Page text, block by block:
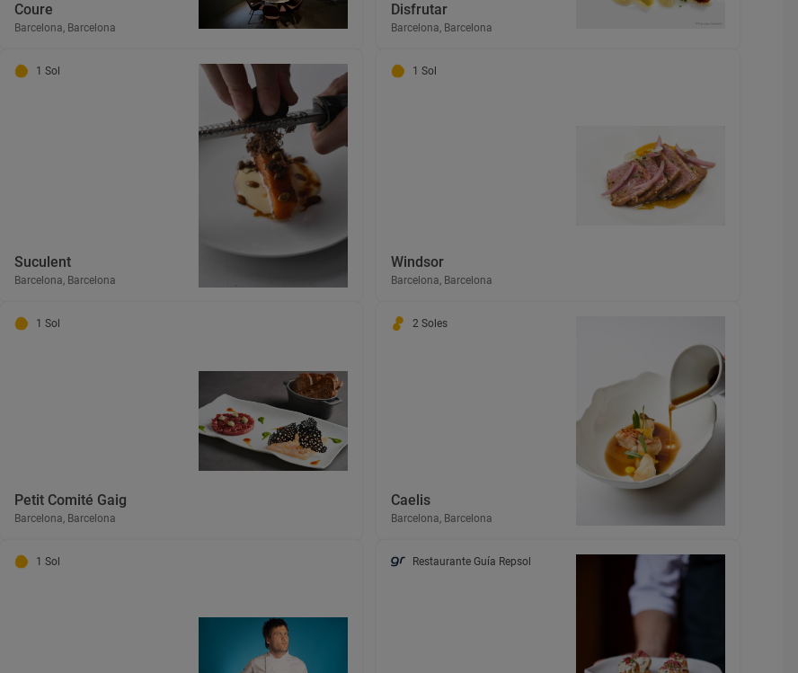
Coure
Barcelona, Barcelona
Disfrutar
Barcelona, Barcelona
1 Sol
Suculent
Barcelona, Barcelona
1 Sol
Windsor
Barcelona, Barcelona
1 Sol
Petit Comité Gaig
Barcelona, Barcelona
2 Soles
Caelis
Barcelona, Barcelona
1 Sol Restaurante Guía Repsol